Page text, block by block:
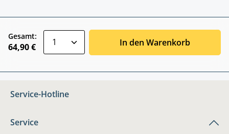
Gesamt:
64,90 € In den Warenkorb
Service-Hotline
Service